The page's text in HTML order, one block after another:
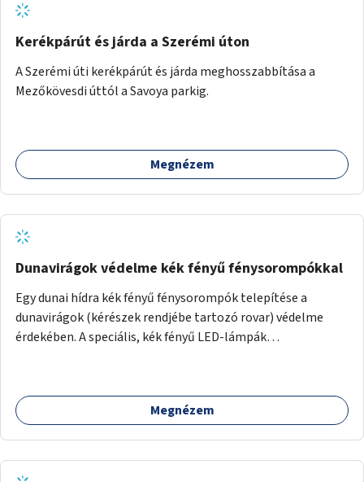
Kerékpárút és járda a Szerémi úton
A Szerémi úti kerékpárút és járda meghosszabbítása a
Mezőkövesdi úttól a Savoya parkig.
Megnézem
Dunavirágok védelme kék fényű fénysorompókkal
Egy dunai hídra kék fényű fénysorompók telepítése a
dunavirágok (kérészek rendjébe tartozó rovar) védelme
érdekében. A speciális, kék fényű LED-lámpák
repüljenek, és ott rakják le petéiket.
Megnézem